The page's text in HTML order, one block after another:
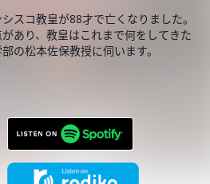
スコ教皇が88才で亡くなりました。
あり、教皇はこれまで何をしてきた
の松本佐保教授に伺います。